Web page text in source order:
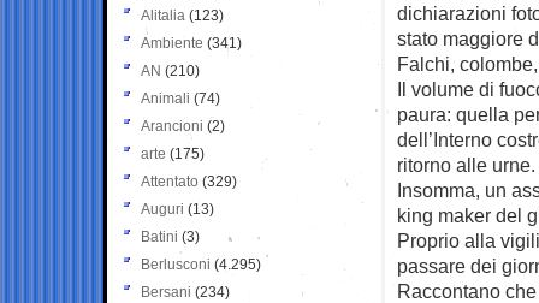
dichiarazioni
stato maggiore
Falchi,
Il volume di
paura: quella
dell’Interno
ritorno alle urne.
Insomma, un
king maker del
Proprio alla
passare dei
Raccontano
Alitalia (123)
Ambiente (341)
AN (210)
Animali (74)
Arancioni (2)
arte (175)
Attentato (329)
Auguri (13)
Batini (3)
Berlusconi (4.295)
Bersani (234)